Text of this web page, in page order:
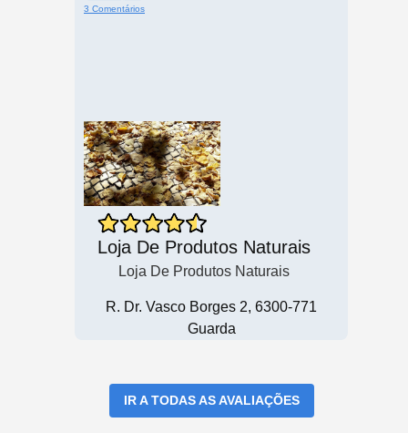
3 Comentários
Loja De Produtos Naturais
Loja De Produtos Naturais
R. Dr. Vasco Borges 2, 6300-771
Guarda
IR A TODAS AS AVALIAÇÕES